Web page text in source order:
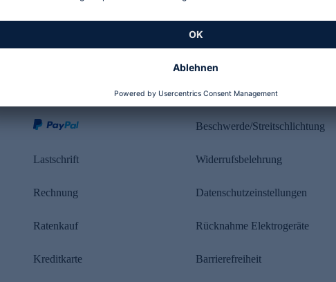
Lastschrift
Rechnung
Ratenkauf
Kreditkarte
Rechtliches
Beschwerde/Streitschlichtung
Widerrufsbelehrung
Datenschutzeinstellungen
Rücknahme Elektrogeräte
Barrierefreiheit